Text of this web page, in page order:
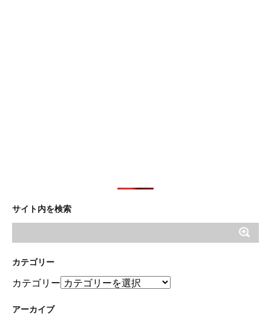
サイト内を検索
カテゴリー
カテゴリー
アーカイブ